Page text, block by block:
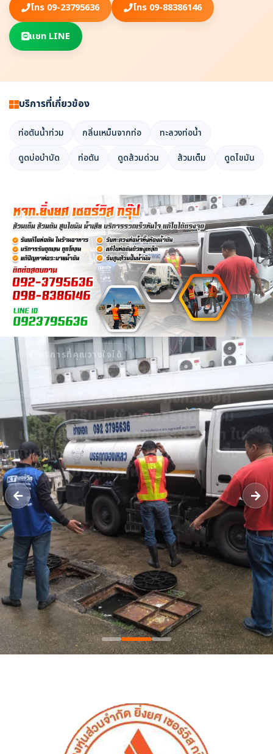
โทร 09-23795636 โทร 09-88386146
แชท LINE
บริการที่เกี่ยวข้อง
ท่อตันน้ำท่วม กลิ่นเหม็นจากท่อ
ทะลวงท่อน้ำ
ดูดบ่อบำบัด
ท่อตัน ดูดส้วมด่วน ส้วมเต็ม ดูดไขมัน
บริการที่คุณวางใจได้
รับดูดส้วม 24 ชั่วโมง - หจก.ยิ่งยศ
เซอร์วิส กรุ๊ป | ให้บริการรับดูดส้วม
แก้ปัญหาท่อตัน ลอกท่อระบายน้ำ ใน
เขตจังหวัดนนทบุรี มีใบกำจัด ทิ้งสิ่ง
ปฏิกูล แบบถูกกฏหมาย
รถดูดส้วม​นนทบุรี รับดูดสิ่งปฏิกูล​ แก้ไขท่อตันทุกชนิด​ ลอกท่อระบายน้ำ​
บริการส่งน้ำ รับงานในเขตจังหวัดนนทบุรี รถบรรทุกเฉพาะกิจ​ (กำจัดสิ่ง
ปฏิกูล)​ ได้รับใบอนุญาตให้รับทำการเก็บขน​ [..]
โทร 09-23795636 แชท LINE ติดต่อเรา